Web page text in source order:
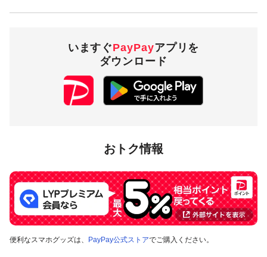
いますぐPayPayアプリを
ダウンロード
おトク情報
便利なスマホグッズは、 PayPay公式ストアでご購入ください。